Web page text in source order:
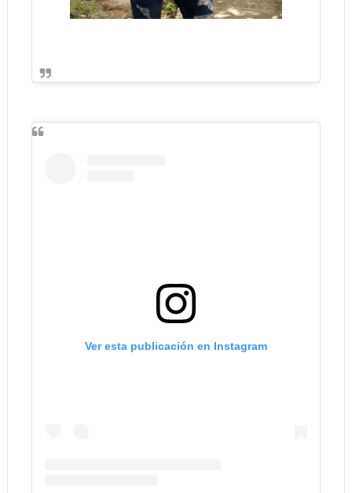
Ver esta publicación en Instagram